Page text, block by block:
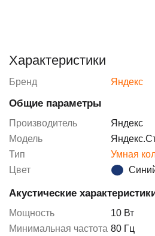
Характеристики
Бренд Яндекс
Общие параметры
Производитель
Яндекс
Модель
Тип
Умная
Цвет
Акустические
Мощность
10 Вт
Минимальная частота 80 Гц